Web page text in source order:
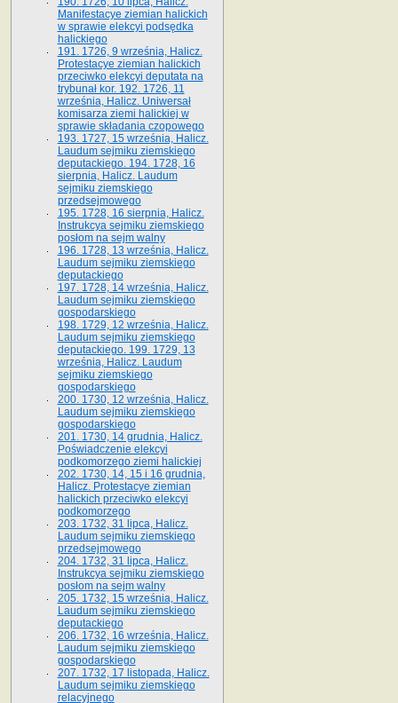
Manifestacye ziemian halickich
w sprawie elekcyi podsędka
halickiego
191. 1726, 9 września, Halicz.
Protestacye ziemian halickich
przeciwko elekcyi deputata na
trybunał kor. 192. 1726, 11
września, Halicz. Uniwersał
komisarza ziemi halickiej w
sprawie składania czopowego
193. 1727, 15 września, Halicz.
Laudum sejmiku ziemskiego
deputackiego. 194. 1728, 16
sierpnia, Halicz. Laudum
sejmiku ziemskiego
przedsejmowego
195. 1728, 16 sierpnia, Halicz.
Instrukcya sejmiku ziemskiego
posłom na sejm walny
196. 1728, 13 września, Halicz.
Laudum sejmiku ziemskiego
deputackiego
197. 1728, 14 września, Halicz.
Laudum sejmiku ziemskiego
gospodarskiego
198. 1729, 12 września, Halicz.
Laudum sejmiku ziemskiego
deputackiego. 199. 1729, 13
września, Halicz. Laudum
sejmiku ziemskiego
gospodarskiego
200. 1730, 12 września, Halicz.
Laudum sejmiku ziemskiego
gospodarskiego
201. 1730, 14 grudnia, Halicz.
Poświadczenie elekcyi
podkomorzego ziemi halickiej
202. 1730, 14, 15 i 16 grudnia,
Halicz. Protestacye ziemian
halickich przeciwko elekcyi
podkomorzego
203. 1732, 31 lipca, Halicz.
Laudum sejmiku ziemskiego
przedsejmowego
204. 1732, 31 lipca, Halicz.
Instrukcya sejmiku ziemskiego
posłom na sejm walny
205. 1732, 15 września, Halicz.
Laudum sejmiku ziemskiego
deputackiego
206. 1732, 16 września, Halicz.
Laudum sejmiku ziemskiego
gospodarskiego
207. 1732, 17 listopada, Halicz.
Laudum sejmiku ziemskiego
relacyjnego